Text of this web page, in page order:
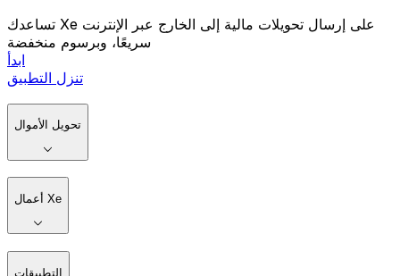
تساعدك Xe على إرسال تحويلات مالية إلى الخارج عبر الإنترنت
سريعًا، وبرسوم منخفضة
ابدأ
تنزل التطبيق
تحويل الأموال
أعمال Xe
التطبيقات